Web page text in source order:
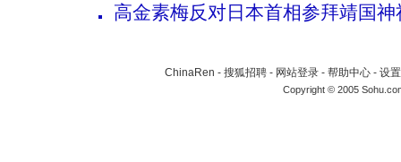
高金素梅反对日本首相参拜靖国神
ChinaRen - 搜狐招聘 - 网站登录 - 帮助中心 - 设
Copyright © 2005